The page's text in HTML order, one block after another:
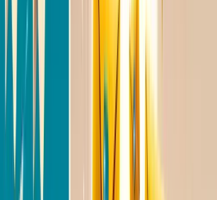
om de aandacht te vangen. Dit
die bewezen werken:
op basis van het profiel
uit het profiel van de
project, een certificering, een
connectie. Dit laat zien dat
hun profiel hebt bekeken en niet